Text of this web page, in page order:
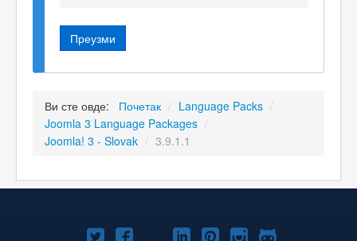
Преузми
Ви сте овде: Почетак / Language Packs /
Joomla 3 Language Packages /
Joomla! 3 - Slovak / 3.9.1.1